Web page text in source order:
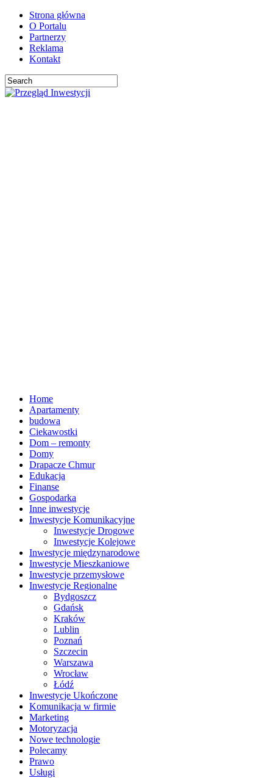
Strona główna
O Portalu
Partnerzy
Reklama
Kontakt
Home
Apartamenty
budowa
Ciekawostki
Dom – remonty
Domy
Drapacze Chmur
Edukacja
Finanse
Gospodarka
Inne inwestycje
Inwestycje Komunikacyjne
Inwestycje Drogowe
Inwestycje Kolejowe
Inwestycje międzynarodowe
Inwestycje Mieszkaniowe
Inwestycje przemysłowe
Inwestycje Regionalne
Bydgoszcz
Gdańsk
Kraków
Lublin
Poznań
Szczecin
Warszawa
Wrocław
Łódź
Inwestycje Ukończone
Komunikacja w firmie
Marketing
Motoryzacja
Nowe technologie
Polecamy
Prawo
Usługi